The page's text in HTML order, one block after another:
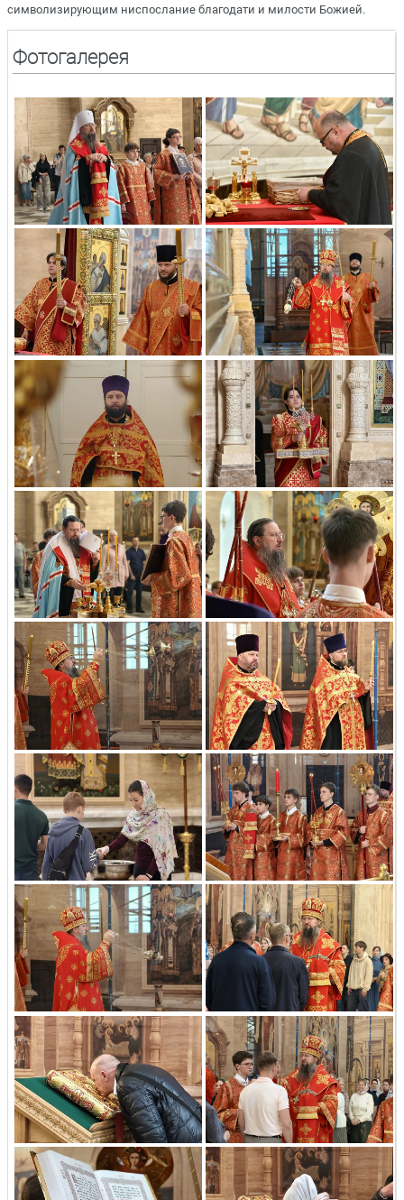
символизирующим ниспослание благодати и милости Божией.
Фотогалерея